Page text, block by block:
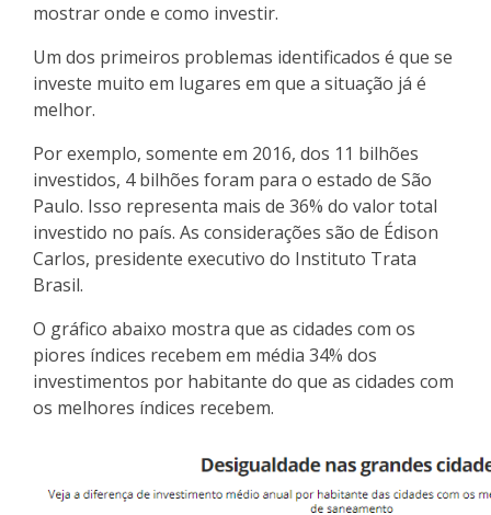
mostrar onde e como investir.
Um dos primeiros problemas identificados é que se
investe muito em lugares em que a situação já é
melhor.
Por exemplo, somente em 2016, dos 11 bilhões
investidos, 4 bilhões foram para o estado de São
Paulo. Isso representa mais de 36% do valor total
investido no país. As considerações são de Édison
Carlos, presidente executivo do Instituto Trata
Brasil.
O gráfico abaixo mostra que as cidades com os
piores índices recebem em média 34% dos
investimentos por habitante do que as cidades com
os melhores índices recebem.